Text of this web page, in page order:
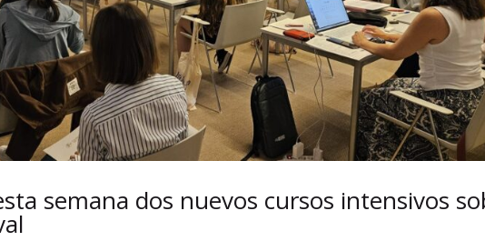
semana dos nuevos cursos intensivos